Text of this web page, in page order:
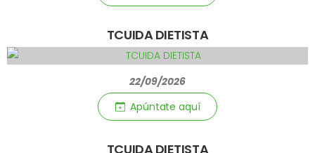
TCUIDA DIETISTA
22/09/2026
Apúntate aquí­
TCUIDA DIETISTA